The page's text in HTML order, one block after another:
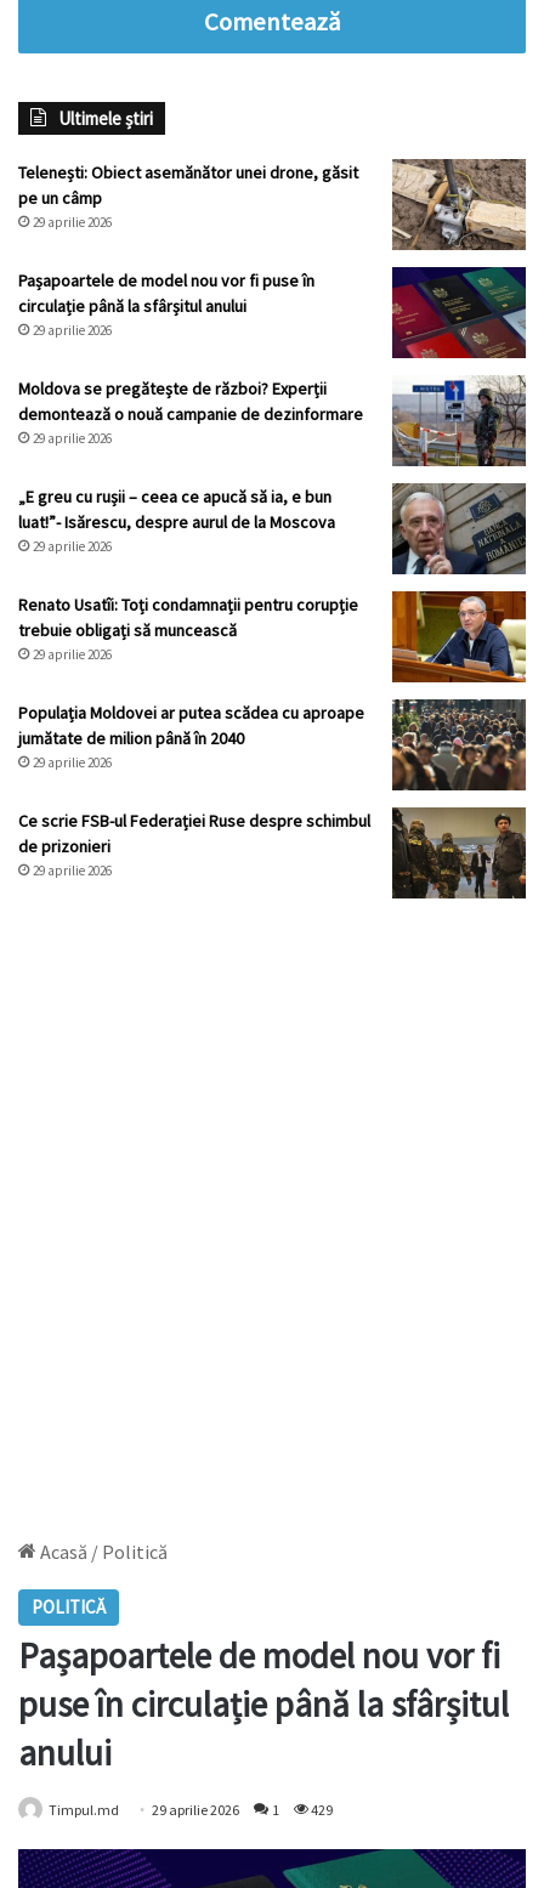
Comentează
Ultimele știri
Telenești: Obiect asemănător unei drone, găsit
pe un câmp
29 aprilie 2026
Pașapoartele de model nou vor fi puse în
circulație până la sfârșitul anului
29 aprilie 2026
Moldova se pregătește de război? Experții
demontează o nouă campanie de dezinformare
29 aprilie 2026
„E greu cu rușii – ceea ce apucă să ia, e bun
luat!”- Isărescu, despre aurul de la Moscova
29 aprilie 2026
Renato Usatîi: Toți condamnații pentru corupție
trebuie obligați să muncească
29 aprilie 2026
Populația Moldovei ar putea scădea cu aproape
jumătate de milion până în 2040
29 aprilie 2026
Ce scrie FSB-ul Federației Ruse despre schimbul
de prizonieri
29 aprilie 2026